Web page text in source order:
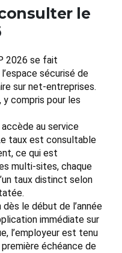
le
2026 se fait
sécurisé de
sur net-entreprises.
y compris pour les
au service
taux est consultable
ce qui est
multi-sites, chaque
taux distinct selon
le début de l’année
immédiate sur
l’employeur est tenu
échéance de